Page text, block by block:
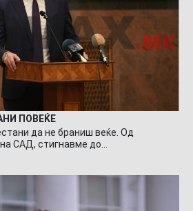
ПОВЕЌЕ
да не браниш веќе. Од
САД, стигнавме до…